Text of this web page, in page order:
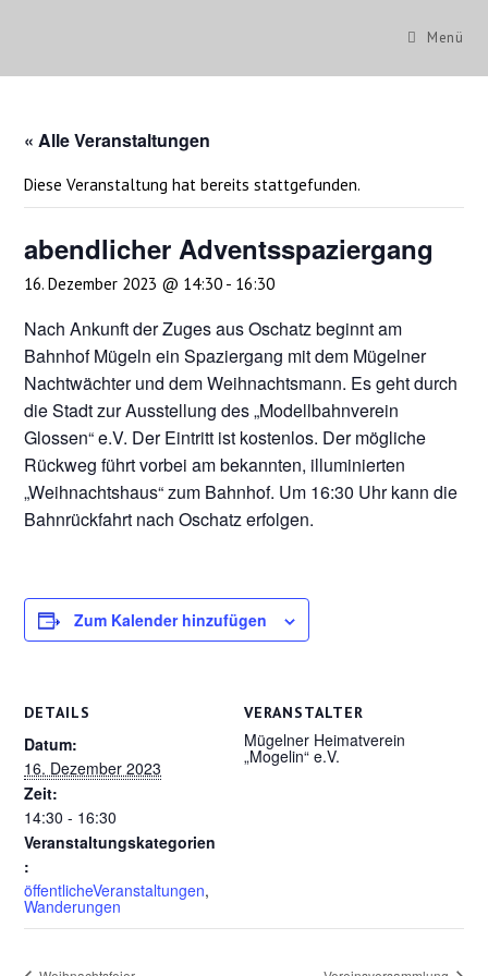
Menü
« Alle Veranstaltungen
Diese Veranstaltung hat bereits stattgefunden.
abendlicher Adventsspaziergang
16. Dezember 2023 @ 14:30 - 16:30
Nach Ankunft der Zuges aus Oschatz beginnt am
Bahnhof Mügeln ein Spaziergang mit dem Mügelner
Nachtwächter und dem Weihnachtsmann. Es geht durch
die Stadt zur Ausstellung des „Modellbahnverein
Glossen“ e.V. Der Eintritt ist kostenlos. Der mögliche
Rückweg führt vorbei am bekannten, illuminierten
„Weihnachtshaus“ zum Bahnhof. Um 16:30 Uhr kann die
Bahnrückfahrt nach Oschatz erfolgen.
Zum Kalender hinzufügen
DETAILS
Datum:
16. Dezember 2023
Zeit:
14:30 - 16:30
Veranstaltungskategorien
:
öffentlicheVeranstaltungen,
Wanderungen
VERANSTALTER
Mügelner Heimatverein
„Mogelin“ e.V.